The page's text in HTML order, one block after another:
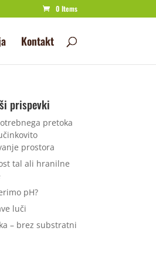
0 Items
Kontakt
prispevki
pretoka
prostora
tal ali hranilne
pH?
luči
– brez substratni